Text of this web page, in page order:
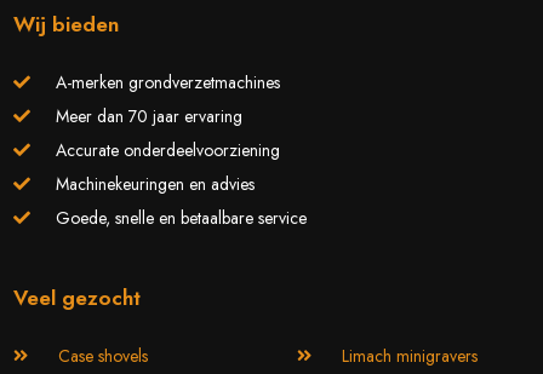
Wij bieden
A-merken grondverzetmachines
Meer dan 70 jaar ervaring
Accurate onderdeelvoorziening
Machinekeuringen en advies
Goede, snelle en betaalbare service
Veel gezocht
Case shovels
Limach minigravers